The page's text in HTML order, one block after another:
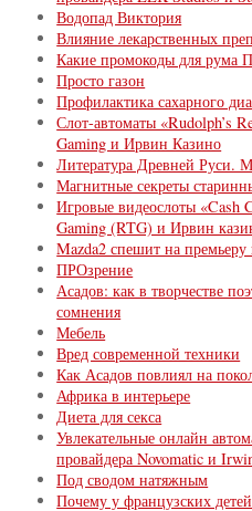
Водопад Виктория
Влияние лекарственных
Какие промокоды для рума
Просто газон
Профилактика сахарного
Слот-автоматы «Rudolph’s
Gaming и Ирвин Казино
Литература Древней Руси.
Магнитные секреты
Игровые видеослоты «Cash
Gaming (RTG) и Ирвин
Mazda2 спешит на
ПРОзрение
Асадов: как в творчестве
сомнения
Мебель
Вред современной техники
Как Асадов повлиял на
Африка в интерьере
Диета для секса
Увлекательные онлайн
провайдера Novomatic и
Под сводом натяжным
Почему у французских